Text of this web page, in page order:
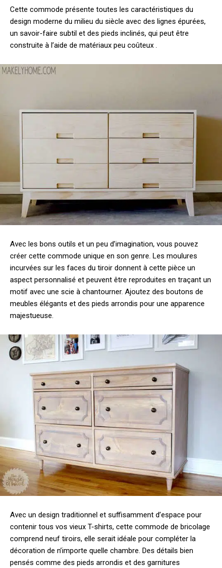
Cette commode présente toutes les caractéristiques du
design moderne du milieu du siècle avec des lignes épurées,
un savoir-faire subtil et des pieds inclinés, qui peut être
construite à l’aide de matériaux peu coûteux .
Avec les bons outils et un peu d’imagination, vous pouvez
créer cette commode unique en son genre. Les moulures
incurvées sur les faces du tiroir donnent à cette pièce un
aspect personnalisé et peuvent être reproduites en traçant un
motif avec une scie à chantourner. Ajoutez des boutons de
meubles élégants et des pieds arrondis pour une apparence
majestueuse.
Avec un design traditionnel et suffisamment d’espace pour
contenir tous vos vieux T-shirts, cette commode de bricolage
comprend neuf tiroirs, elle serait idéale pour compléter la
décoration de n’importe quelle chambre. Des détails bien
pensés comme des pieds arrondis et des garnitures